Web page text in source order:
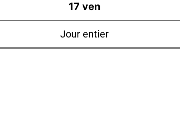
17 ven
Jour entier